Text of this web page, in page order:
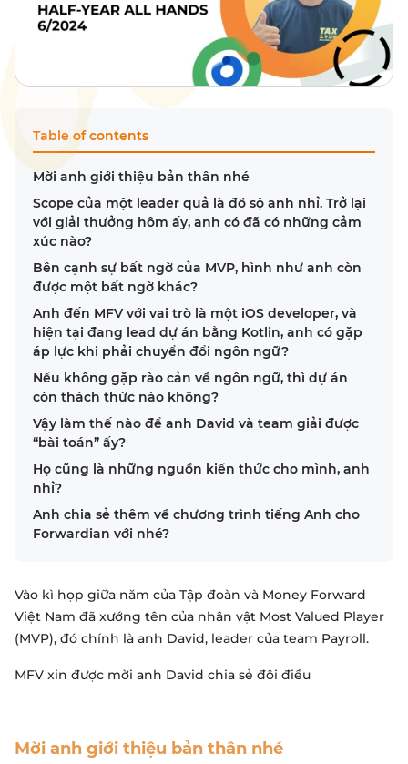
Table of contents
Mời anh giới thiệu bản thân nhé
Scope của một leader quả là đồ sộ anh nhỉ. Trở lại
với giải thưởng hôm ấy, anh có đã có những cảm
xúc nào?
Bên cạnh sự bất ngờ của MVP, hình như anh còn
được một bất ngờ khác?
Anh đến MFV với vai trò là một iOS developer, và
hiện tại đang lead dự án bằng Kotlin, anh có gặp
áp lực khi phải chuyển đổi ngôn ngữ?
Nếu không gặp rào cản về ngôn ngữ, thì dự án
còn thách thức nào không?
Vậy làm thế nào để anh David và team giải được
“bài toán” ấy?
Họ cũng là những nguồn kiến thức cho mình, anh
nhỉ?
Anh chia sẻ thêm về chương trình tiếng Anh cho
Forwardian với nhé?
Vào kì họp giữa năm của Tập đoàn và Money Forward
Việt Nam đã xướng tên của nhân vật Most Valued Player
(MVP), đó chính là anh David, leader của team Payroll.
MFV xin được mời anh David chia sẻ đôi điều
Mời anh giới thiệu bản thân nhé